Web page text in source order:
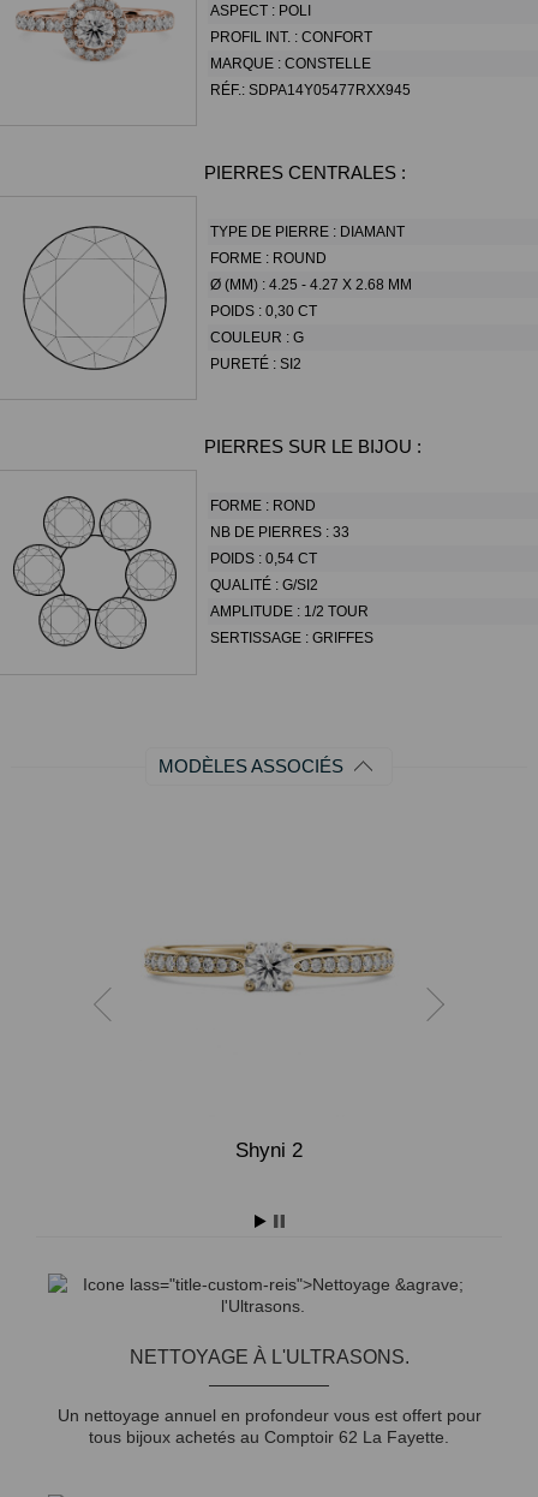
ASPECT : POLI
PROFIL INT. :CONFORT
MARQUE :CONSTELLE
RÉF.:SDPA14Y05477RXX945
PIERRES CENTRALES :
TYPE DE PIERRE : DIAMANT
FORME : ROUND
Ø (MM) :4.25 - 4.27 X 2.68 MM
POIDS :0,30 CT
COULEUR :G
PURETÉ :SI2
PIERRES SUR LE BIJOU :
FORME : ROND
NB DE PIERRES :33
POIDS :0,54 CT
QUALITÉ :G/SI2
AMPLITUDE : 1/2 TOUR
SERTISSAGE :GRIFFES
MODÈLES ASSOCIÉS
Shyni 2
NETTOYAGE À L'ULTRASONS.
Un nettoyage annuel en profondeur vous est offert pour
tous bijoux achetés au Comptoir 62 La Fayette.